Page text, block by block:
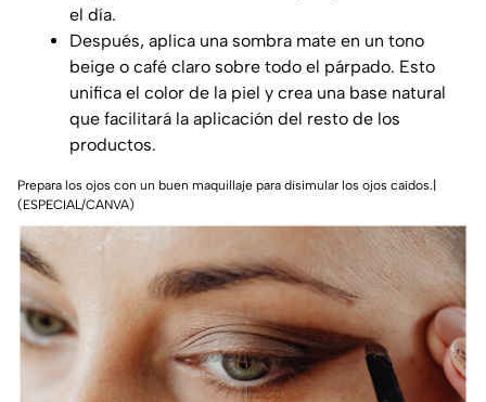
el día.
Después, aplica una sombra mate en un tono
beige o café claro sobre todo el párpado. Esto
unifica el color de la piel y crea una base natural
que facilitará la aplicación del resto de los
productos.
Prepara los ojos con un buen maquillaje para disimular los ojos caídos.|
(ESPECIAL/CANVA)